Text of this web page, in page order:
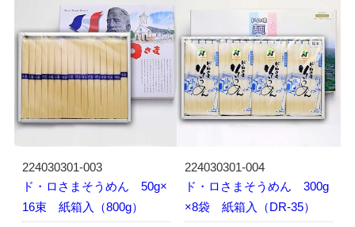
224030301-003
ド・ロさまそうめん 50g×
16束 紙箱入（800g）
224030301-004
ド・ロさまそうめん 300g
×8袋 紙箱入（DR-35）